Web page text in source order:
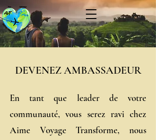
DEVENEZ AMBASSADEUR
En tant que leader de votre
communauté, vous serez ravi chez
Aime Voyage Transforme, nous